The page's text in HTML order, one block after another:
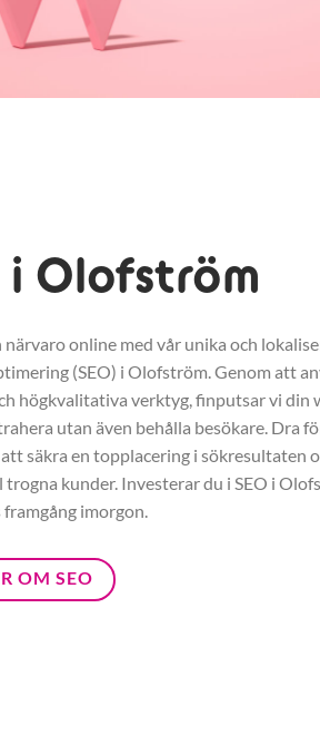
i Olofström
närvaro online med vår unika och
(SEO) i Olofström. Genom att
högkvalitativa verktyg, finputsar vi din
utan även behålla besökare. Dra
säkra en topplacering i sökresultaten
trogna kunder. Investerar du i SEO i
imorgon.
OM SEO